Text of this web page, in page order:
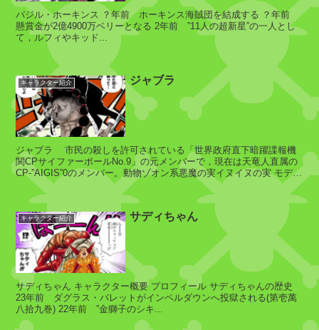
ゼ
ペ
コ
ズ
兄
弟
ゼ
ポ
ベ
ポ
そ
バジル・ホーキンス ？年前 ホーキンス海賊団を結成する ？年前
懸賞金が2億4900万ベリーとなる 2年前 ”11人の超新星”の一人とし
て，ルフィやキッド...
キャラクター紹介 ジャブラ
ジャブラ 市民の殺しを許可されている「世界政府直下暗躍諜報機
関CPサイファーポールNo.9」の元メンバーで，現在は天竜人直属の
CP-”AIGIS”0のメンバー。動物ゾオン系悪魔の実イヌイヌの実 モデル
狼ウルフの能力...
キャラクター紹介 サディちゃん
サディちゃん キャラクター概要 プロフィール サディちゃんの歴史
23年前 ダグラス・バレットがインペルダウンへ投獄される(第壱萬
八拾九巻) 22年前 ”金獅子のシキ...